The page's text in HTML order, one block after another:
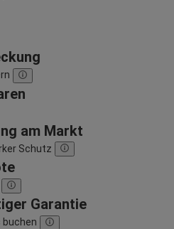
am Markt
Schutz
Garantie
buchen